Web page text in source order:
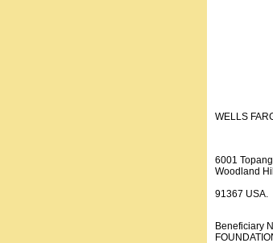
WELLS
6001
Woodland
91367 USA.
Beneficiary